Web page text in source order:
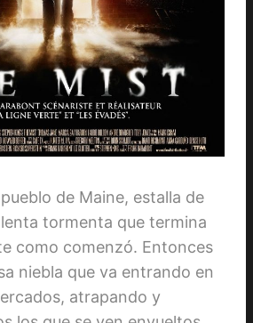
de Maine, estalla de
tormenta que termina
como comenzó. Entonces
niebla que va entrando en
atrapando y